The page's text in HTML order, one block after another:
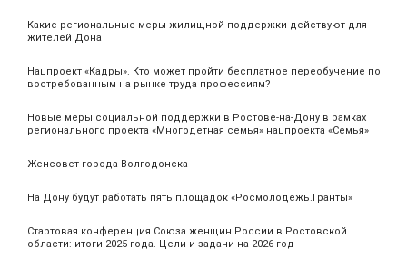
Какие региональные меры жилищной поддержки действуют для
жителей Дона
Нацпроект «Кадры». Кто может пройти бесплатное переобучение по
востребованным на рынке труда профессиям?
Новые меры социальной поддержки в Ростове-на-Дону в рамках
регионального проекта «Многодетная семья» нацпроекта «Семья»
Женсовет города Волгодонска
На Дону будут работать пять площадок «Росмолодежь.Гранты»
Стартовая конференция Союза женщин России в Ростовской
области: итоги 2025 года. Цели и задачи на 2026 год